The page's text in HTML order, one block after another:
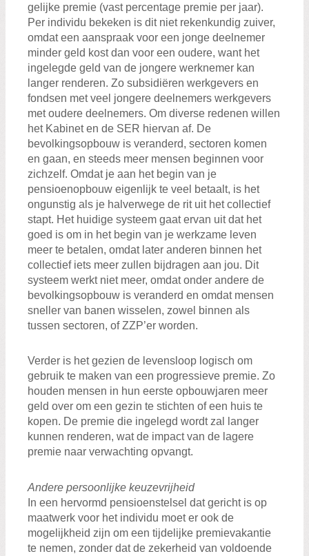
gelijke premie (vast percentage premie per jaar).
Per individu bekeken is dit niet rekenkundig zuiver,
omdat een aanspraak voor een jonge deelnemer
minder geld kost dan voor een oudere, want het
ingelegde geld van de jongere werknemer kan
langer renderen. Zo subsidiëren werkgevers en
fondsen met veel jongere deelnemers werkgevers
met oudere deelnemers. Om diverse redenen willen
het Kabinet en de SER hiervan af. De
bevolkingsopbouw is veranderd, sectoren komen
en gaan, en steeds meer mensen beginnen voor
zichzelf. Omdat je aan het begin van je
pensioenopbouw eigenlijk te veel betaalt, is het
ongunstig als je halverwege de rit uit het collectief
stapt. Het huidige systeem gaat ervan uit dat het
goed is om in het begin van je werkzame leven
meer te betalen, omdat later anderen binnen het
collectief iets meer zullen bijdragen aan jou. Dit
systeem werkt niet meer, omdat onder andere de
bevolkingsopbouw is veranderd en omdat mensen
sneller van banen wisselen, zowel binnen als
tussen sectoren, of ZZP’er worden.
Verder is het gezien de levensloop logisch om
gebruik te maken van een progressieve premie. Zo
houden mensen in hun eerste opbouwjaren meer
geld over om een gezin te stichten of een huis te
kopen. De premie die ingelegd wordt zal langer
kunnen renderen, wat de impact van de lagere
premie naar verwachting opvangt.
Andere persoonlijke keuzevrijheid
In een hervormd pensioenstelsel dat gericht is op
maatwerk voor het individu moet er ook de
mogelijkheid zijn om een tijdelijke premievakantie
te nemen, zonder dat de zekerheid van voldoende